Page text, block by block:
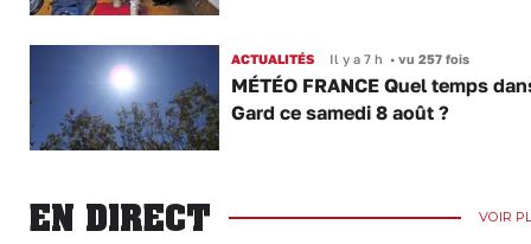
ACTUALITÉS Il y a 7 h •vu 257 fois
MÉTÉO FRANCE Quel temps
Gard ce samedi 8 août ?
EN DIRECT VOIR